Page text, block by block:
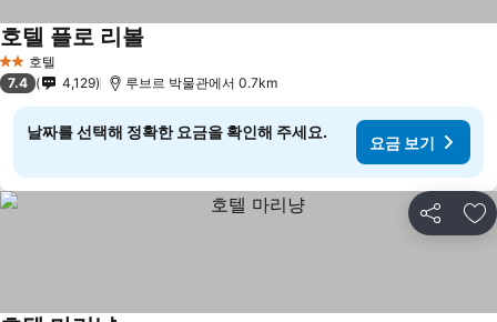
2 성급호텔
호텔 플로 리볼
7.4 4,129 루브르 박물관에서 0.7km
날짜를 선택해 정확한 요금을 확인해 주세요.
요금 보기
공유 즐